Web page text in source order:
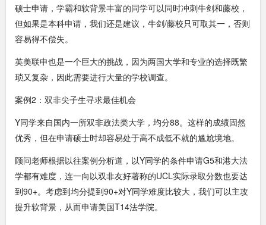
硕士申请，学霸和软背景丰富的同学可以同时冲刺牛剑和藤校，
但如果是本科申请，我们还是建议，牛剑/藤校只可取其一，否则
容易得不偿失。
英美联申也是一个巨大的挑战，因为两国大学和专业的选择既繁
琐又复杂，因此需要进行大量的学校调查。
案例2：双非尖子生寻求最佳机会
Y同学来自国内一所双非政法类大学，均分88。这样的成绩固然
优秀，但在申请硕士时却容易处于高不成低不就的尴尬境地。
顾问老师根据以往案例分析道，以Y同学的条件申请G5和港大法
学都有难度，连一向以双非友好著称的UCL实际录取分数也要达
到90+。考虑到均分提到90+对Y同学难度比较大，我们可以主攻
提升软背景，从而申请美国T14法学院。